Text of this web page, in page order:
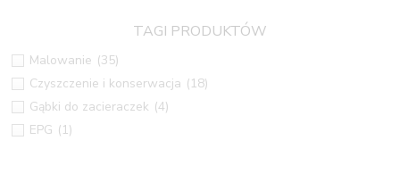
TAGI PRODUKTÓW
Malowanie (35)
Czyszczenie i konserwacja (18)
Gąbki do zacieraczek (4)
EPG (1)